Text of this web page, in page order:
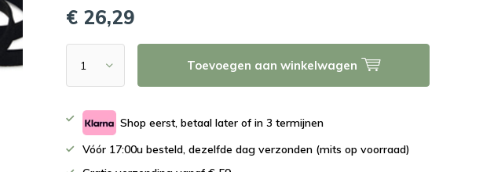
€ 26,29
Toevoegen aan winkelwagen
Shop eerst, betaal later of in 3 termijnen
Vóór 17:00u besteld, dezelfde dag verzonden (mits op voorraad)